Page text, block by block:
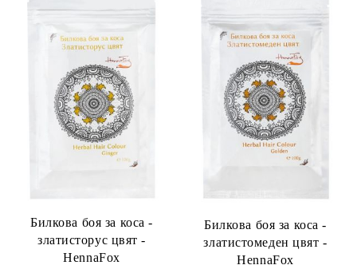
Билкова боя за коса -
златисторус цвят -
HennaFox
Билкова боя за коса -
златистомеден цвят -
HennaFox